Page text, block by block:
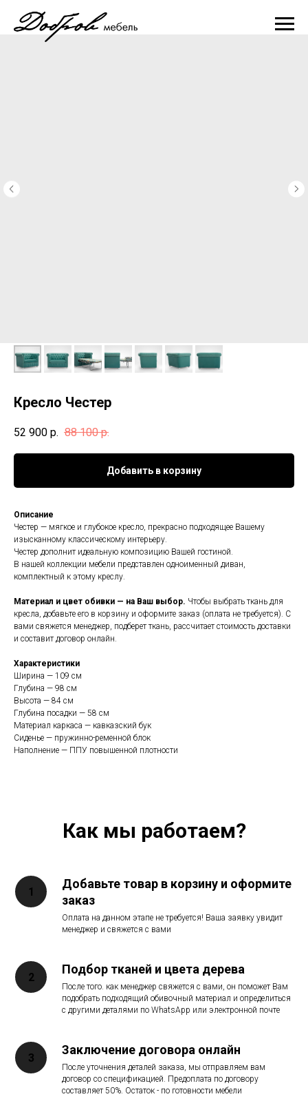
Кресло Честер
52 900 р. 88 100 р.
Добавить в корзину
Описание
Честер — мягкое и глубокое кресло, прекрасно подходящее Вашему
изысканному классическому интерьеру.
Честер дополнит идеальную композицию Вашей гостиной.
В нашей коллекции мебели представлен одноименный диван,
комплектный к этому креслу.
Материал и цвет обивки — на Ваш выбор. Чтобы выбрать ткань для
кресла, добавьте его в корзину и оформите заказ (оплата не требуется). С
вами свяжется менеджер, подберет ткань, рассчитает стоимость доставки
и составит договор онлайн.
Характеристики
Ширина — 109 см
Глубина — 98 см
Высота — 84 см
Глубина посадки — 58 см
Материал каркаса — кавказский бук
Сиденье — пружинно-ременной блок
Наполнение — ППУ повышенной плотности
Как мы работаем?
Добавьте товар в корзину и оформите
заказ
Оплата на данном этапе не требуется! Ваша заявку увидит
менеджер и свяжется с вами
Подбор тканей и цвета дерева
После того. как менеджер свяжется с вами, он поможет Вам
подобрать подходящий обивочный материал и определиться
с другими деталями по WhatsApp или электронной почте
Заключение договора онлайн
После уточнения деталей заказа, мы отправляем вам
договор со спецификацией. Предоплата по договору
составляет 50%. Остаток - по готовности мебели